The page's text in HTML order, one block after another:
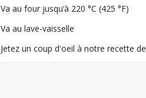
Va au four jusqu’à 220 °C (425 °F)
Va au lave-vaisselle
Jetez un coup d'oeil à notre recette de